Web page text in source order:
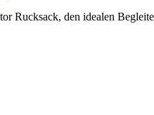
Rucksack, den idealen